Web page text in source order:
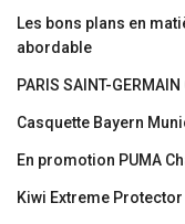
Les bons plans en
abordable
PARIS SAINT-
Casquette Bayern
En promotion PUMA
Kiwi Extreme